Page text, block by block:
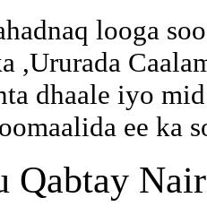
looga
,Ururada
dhaale iyo
ee ka
Qabtay